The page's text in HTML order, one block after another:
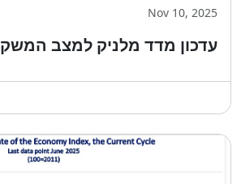
Nov 10, 2025
עדכון מדד מלניק למצב המשק